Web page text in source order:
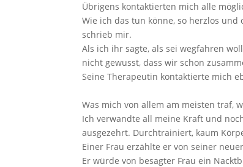
Übrigens kontaktierten mich alle
Wie ich das tun könne, so herzlos
schrieb mir.
Als ich ihr sagte, als sei wegfahren
nicht gewusst, dass wir schon
Seine Therapeutin kontaktierte mich
Was mich von allem am meisten traf,
Ich verwandte all meine Kraft und
ausgezehrt. Durchtrainiert, kaum
Einer Frau erzählte er von seiner
Er würde von besagter Frau ein